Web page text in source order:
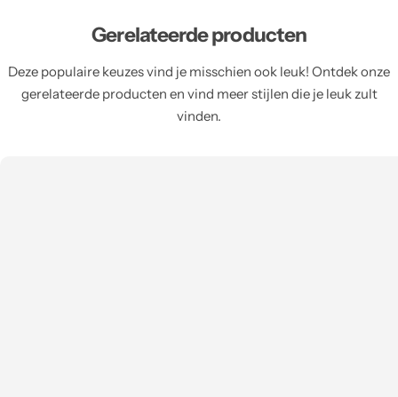
Gerelateerde producten
Deze populaire keuzes vind je misschien ook leuk! Ontdek onze
gerelateerde producten en vind meer stijlen die je leuk zult
vinden.